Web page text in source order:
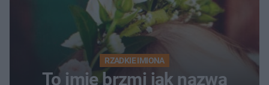
RZADKIE IMIONA
To imię brzmi jak nazwa